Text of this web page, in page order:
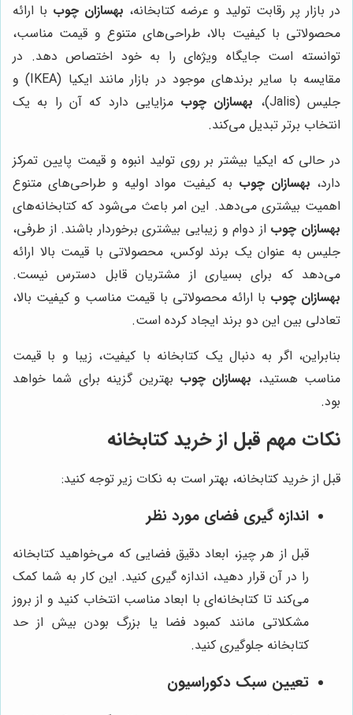
در بازار پر رقابت تولید و عرضه کتابخانه، بهسازان چوب با ارائه
محصولاتی با کیفیت بالا، طراحی‌های متنوع و قیمت مناسب،
توانسته است جایگاه ویژه‌ای را به خود اختصاص دهد. در
مقایسه با سایر برندهای موجود در بازار مانند ایکیا (IKEA) و
جلیس (Jalis)،
بهسازان چوب مزایایی دارد که آن را به یک
انتخاب برتر تبدیل می‌کند.
در حالی که ایکیا بیشتر بر روی تولید انبوه و قیمت پایین تمرکز
دارد، بهسازان چوب به کیفیت مواد اولیه و طراحی‌های متنوع
اهمیت بیشتری می‌دهد. این امر باعث می‌شود که کتابخانه‌های
بهسازان چوب از دوام و زیبایی بیشتری برخوردار باشند. از طرفی،
جلیس به عنوان یک برند لوکس، محصولاتی با قیمت بالا ارائه
می‌دهد که برای بسیاری از مشتریان قابل دسترس نیست.
بهسازان چوب با ارائه محصولاتی با قیمت مناسب و کیفیت بالا،
تعادلی بین این دو برند ایجاد کرده است.
بنابراین، اگر به دنبال یک کتابخانه با کیفیت، زیبا و با قیمت
مناسب هستید، بهسازان چوب بهترین گزینه برای شما خواهد
بود.
نکات مهم قبل از خرید کتابخانه
قبل از خرید کتابخانه، بهتر است به نکات زیر توجه کنید:
اندازه گیری فضای مورد نظر
قبل از هر چیز، ابعاد دقیق فضایی که می‌خواهید کتابخانه
را در آن قرار دهید، اندازه گیری کنید. این کار به شما کمک
می‌کند تا کتابخانه‌ای با ابعاد مناسب انتخاب کنید و از بروز
مشکلاتی مانند کمبود فضا یا بزرگ بودن بیش از حد
کتابخانه جلوگیری کنید.
تعیین سبک دکوراسیون